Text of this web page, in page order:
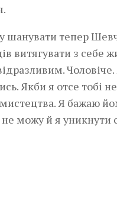
тепер
витягувати з себе
Чоловіче.
Якби я отсе тобі
Я бажаю
можу й я уникнути